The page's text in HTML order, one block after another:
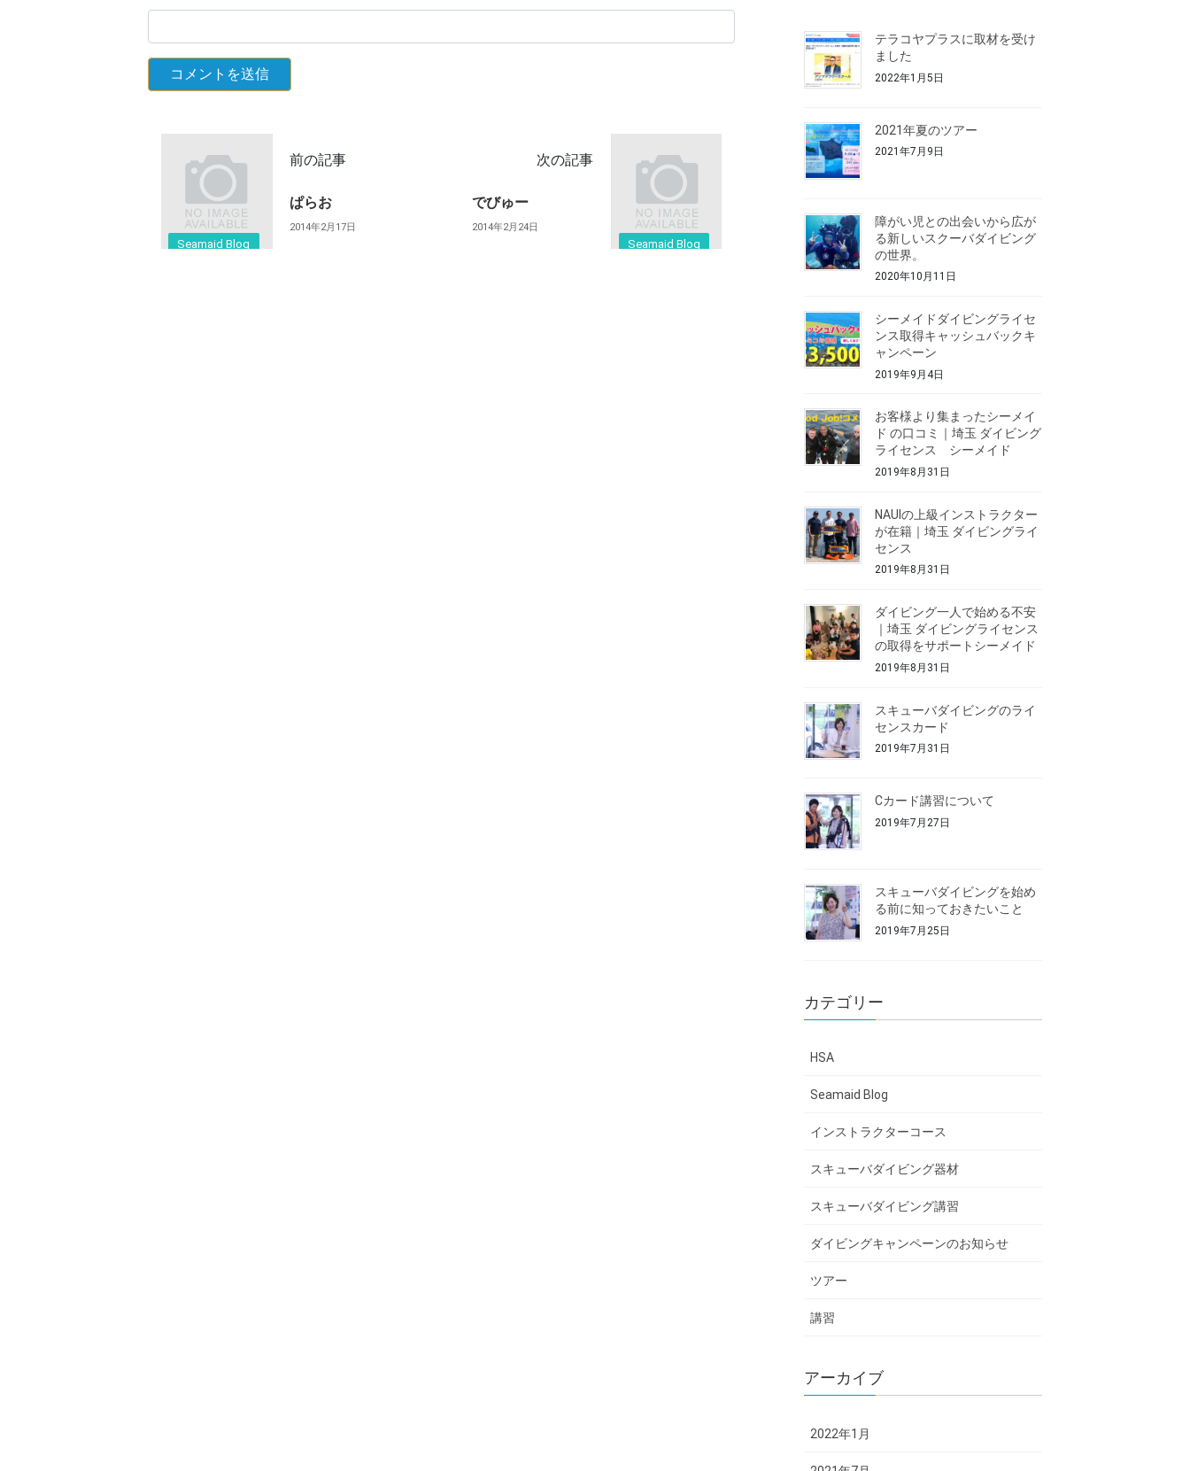
Seamaid Blog
前の記事
ぱらお
2014年2月17日
Seamaid Blog
次の記事
でびゅー
2014年2月24日
テラコヤプラスに取材を受け
ました
2022年1月5日
2021年夏のツアー
2021年7月9日
障がい児との出会いから広が
る新しいスクーバダイビング
の世界。
2020年10月11日
シーメイドダイビングライセ
ンス取得キャッシュバックキ
ャンペーン
2019年9月4日
お客様より集まったシーメイ
ド の口コミ｜埼玉 ダイビング
ライセンス シーメイド
2019年8月31日
NAUIの上級インストラクター
が在籍｜埼玉 ダイビングライ
センス
2019年8月31日
ダイビング一人で始める不安
｜埼玉 ダイビングライセンス
の取得をサポートシーメイド
2019年8月31日
スキューバダイビングのライ
センスカード
2019年7月31日
Cカード講習について
2019年7月27日
スキューバダイビングを始め
る前に知っておきたいこと
2019年7月25日
カテゴリー
HSA
Seamaid Blog
インストラクターコース
スキューバダイビング器材
スキューバダイビング講習
ダイビングキャンペーンのお知らせ
ツアー
講習
アーカイブ
2022年1月